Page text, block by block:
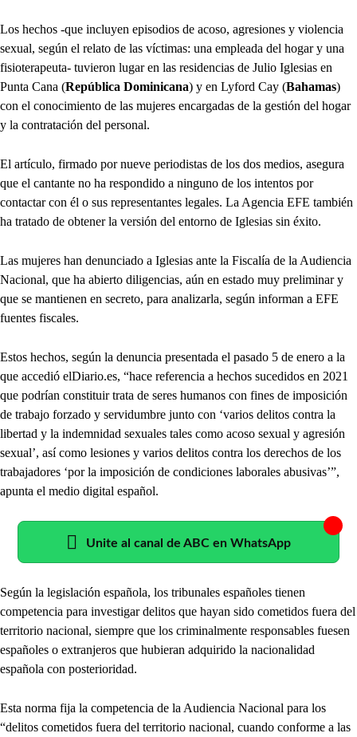
Los hechos -que incluyen episodios de acoso, agresiones y violencia
sexual, según el relato de las víctimas: una empleada del hogar y una
fisioterapeuta- tuvieron lugar en las residencias de Julio Iglesias en
Punta Cana (República Dominicana) y en Lyford Cay (Bahamas)
con el conocimiento de las mujeres encargadas de la gestión del hogar
y la contratación del personal.
El artículo, firmado por nueve periodistas de los dos medios, asegura
que el cantante no ha respondido a ninguno de los intentos por
contactar con él o sus representantes legales. La Agencia EFE también
ha tratado de obtener la versión del entorno de Iglesias sin éxito.
Las mujeres han denunciado a Iglesias ante la Fiscalía de la Audiencia
Nacional, que ha abierto diligencias, aún en estado muy preliminar y
que se mantienen en secreto, para analizarla, según informan a EFE
fuentes fiscales.
Estos hechos, según la denuncia presentada el pasado 5 de enero a la
que accedió elDiario.es, “hace referencia a hechos sucedidos en 2021
que podrían constituir trata de seres humanos con fines de imposición
de trabajo forzado y servidumbre junto con ‘varios delitos contra la
libertad y la indemnidad sexuales tales como acoso sexual y agresión
sexual’, así como lesiones y varios delitos contra los derechos de los
trabajadores ‘por la imposición de condiciones laborales abusivas’”,
apunta el medio digital español.
Unite al canal de ABC en WhatsApp
Según la legislación española, los tribunales españoles tienen
competencia para investigar delitos que hayan sido cometidos fuera del
territorio nacional, siempre que los criminalmente responsables fuesen
españoles o extranjeros que hubieran adquirido la nacionalidad
española con posterioridad.
Esta norma fija la competencia de la Audiencia Nacional para los
“delitos cometidos fuera del territorio nacional, cuando conforme a las